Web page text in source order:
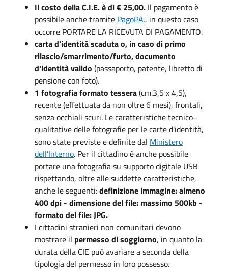
Il costo della C.I.E. è di € 25,00. Il pagamento è
possibile anche tramite PagoPA., in questo caso
occorre PORTARE LA RICEVUTA DI PAGAMENTO.
carta d'identità scaduta o, in caso di primo
rilascio/smarrimento/furto, documento
d'identità valido (passaporto, patente, libretto di
pensione con foto).
1 fotografia formato tessera(cm.3,5 x 4,5),
recente (effettuata da non oltre 6 mesi), frontali,
senza occhiali scuri. Le caratteristiche tecnico-
qualitative delle fotografie per le carte d'identità,
sono state previste e definite dal Ministero
dell'Interno. Per il cittadino è anche possibile
portare una fotografia su supporto digitale USB
rispettando, oltre alle suddette caratteristiche,
anche le seguenti:definizione immagine: almeno
400 dpi - dimensione del file: massimo 500kb -
formato del file: JPG.
I cittadini stranieri non comunitari devono
mostrare il permesso di soggiorno, in quanto la
durata della CIE può avariare a seconda della
tipologia del permesso in loro possesso.